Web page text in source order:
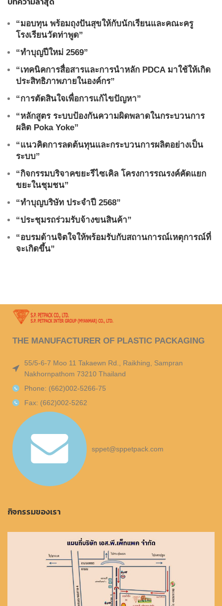
“มอบทุน พร้อมถุงปันสุขให้กับนักเรียนและคณะครู
โรงเรียนวัดท่าพูด”
“ทำบุญปีใหม่ 2569”
“เทคนิคการสื่อสารและการนำหลัก PDCA มาใช้ให้เกิด
ประสิทธิภาพภายในองค์กร”
“การตัดสินใจเพื่อการแก้ไขปัญหา”
“หลักสูตร ระบบป้องกันความผิดพลาดในกระบวนการ
ผลิต Poka Yoke”
“แนวคิดการลดต้นทุนและกระบวนการผลิตอย่างเป็น
ระบบ”
“กิจกรรมบริจาคขยะรีไซเคิล โครงการรณรงค์คัดแยก
ขยะในชุมชน”
“ทำบุญบริษัท ประจำปี 2568”
“ประชุมรถร่วมรับจ้างขนสินค้า”
“อบรมด้านจิตใจให้พร้อมรับกับสถานการณ์เหตุการณ์ที่
จะเกิดขึ้น”
THE MANUFACTURER OF PLASTIC PACKAGING
55/5-6-7 Moo 11 Takaewn Rd., Raikhing, Sampran
Nakhornpathom 73210 Thailand
Phone: (662)002-5266-75
Fax: (662)002-5262
sppet@sppetpack.com
กิจกรรมของเรา